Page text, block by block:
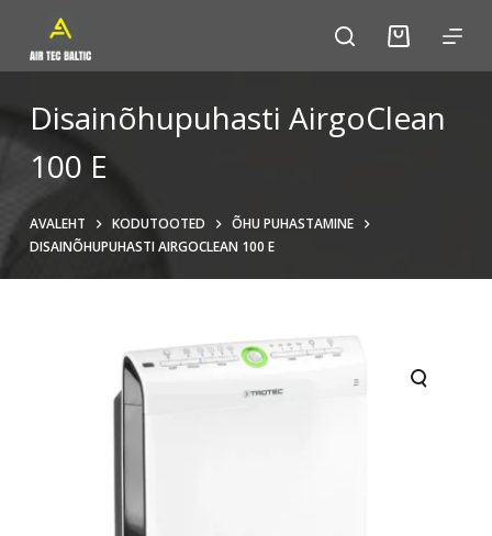
k
i
o
n
Disainõhupuhasti AirgoClean
100 E
AVALEHT KODUTOOTED
ÕHU PUHASTAMINE
DISAINÕHUPUHASTI AIRGOCLEAN 100 E